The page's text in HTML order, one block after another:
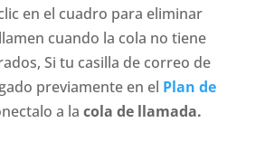
en el cuadro para eliminar
cuando la cola no tiene
Si tu casilla de correo de
previamente en el Plan de
a la cola de llamada.